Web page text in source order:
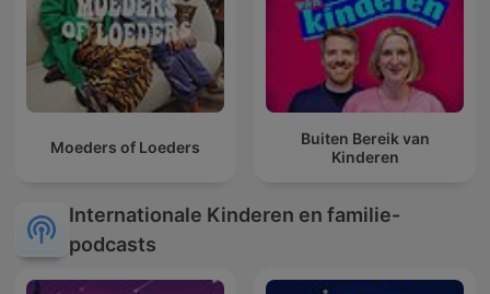
Moeders of Loeders
Buiten Bereik van
Kinderen
Internationale Kinderen en familie-
podcasts